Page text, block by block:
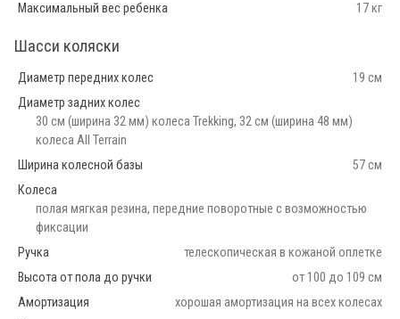
Максимальный вес ребенка
17 кг
Шасси коляски
Диаметр передних колес
19 см
Диаметр задних колес
30 см (ширина 32 мм) колеса Trekking, 32 см (ширина 48 мм)
колеса All Terrain
Ширина колесной базы
57 см
Колеса
полая мягкая резина, передние поворотные с возможностью
фиксации
Ручка
телескопическая в кожаной оплетке
Высота от пола до ручки
от 100 до 109 см
Амортизация
хорошая амортизация на всех колесах